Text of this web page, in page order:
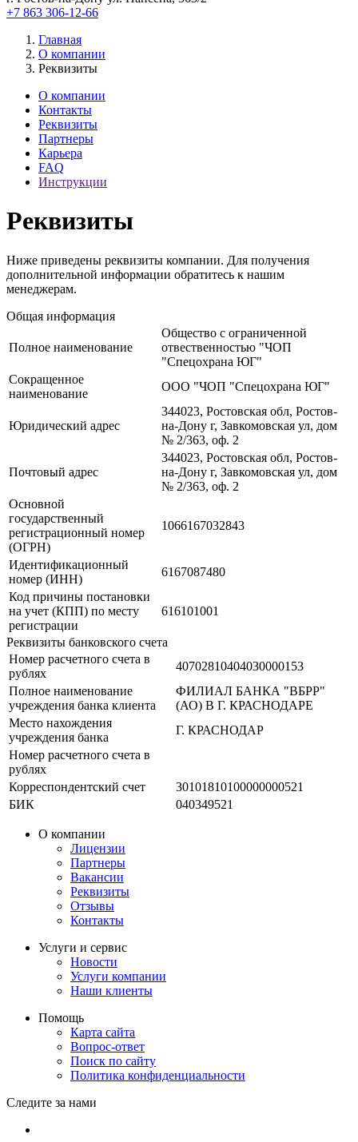
+7 863 306-12-66
Главная
О компании
Реквизиты
О компании
Контакты
Реквизиты
Партнеры
Карьера
FAQ
Инструкции
Реквизиты
Ниже приведены реквизиты компании. Для получения
дополнительной информации обратитесь к нашим
менеджерам.
Общая информация
Полное наименование
Общество с ограниченной
отвественностью "ЧОП
"Спецохрана ЮГ"
Сокращенное
наименование
ООО "ЧОП "Спецохрана ЮГ"
Юридический адрес
344023, Ростовская обл, Ростов-
на-Дону г, Завкомовская ул, дом
№ 2/363, оф. 2
Почтовый адрес
344023, Ростовская обл, Ростов-
на-Дону г, Завкомовская ул, дом
№ 2/363, оф. 2
Основной
государственный
регистрационный номер
(ОГРН)
1066167032843
Идентификационный
номер (ИНН)
6167087480
Код причины постановки
на учет (КПП) по месту
регистрации
616101001
Реквизиты банковского счета
Номер расчетного счета в
рублях
40702810404030000153
Полное наименование
учреждения банка клиента
ФИЛИАЛ БАНКА "ВБРР"
(АО) В Г. КРАСНОДАРЕ
Место нахождения
учреждения банка
Г. КРАСНОДАР
Номер расчетного счета в
рублях
Корреспондентский счет
30101810100000000521
БИК
040349521
О компании
Лицензии
Партнеры
Вакансии
Реквизиты
Отзывы
Контакты
Услуги и сервис
Новости
Услуги компании
Наши клиенты
Помощь
Карта сайта
Вопрос-ответ
Поиск по сайту
Политика конфиденциальности
Следите за нами